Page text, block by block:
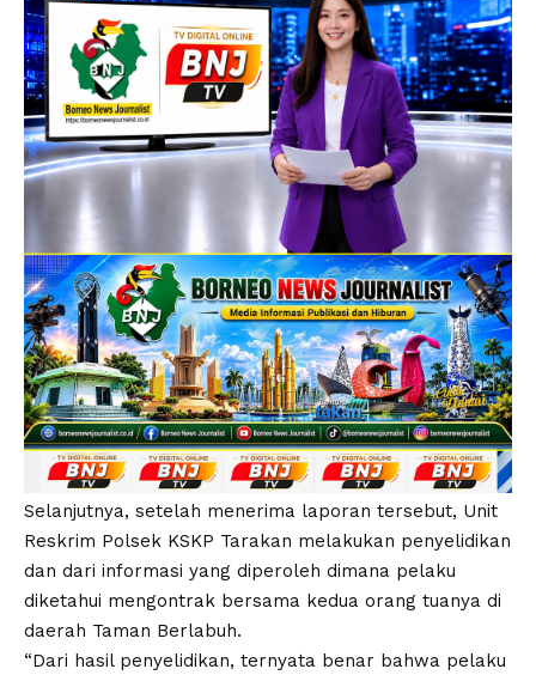
Selanjutnya, setelah menerima laporan tersebut, Unit
Reskrim Polsek KSKP Tarakan melakukan penyelidikan
dan dari informasi yang diperoleh dimana pelaku
diketahui mengontrak bersama kedua orang tuanya di
daerah Taman Berlabuh.
“Dari hasil penyelidikan, ternyata benar bahwa pelaku